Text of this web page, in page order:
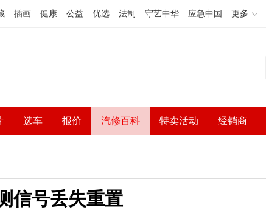
插画 健康 公益 优选 法制 守艺中华 应急中国 更多
选车 报价 汽修百科 特卖活动 经销商
信号丢失重置